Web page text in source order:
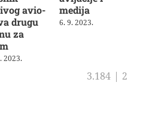
avio-
drugu
za
2023.
medija
6. 9. 2023.
3.184 | 2